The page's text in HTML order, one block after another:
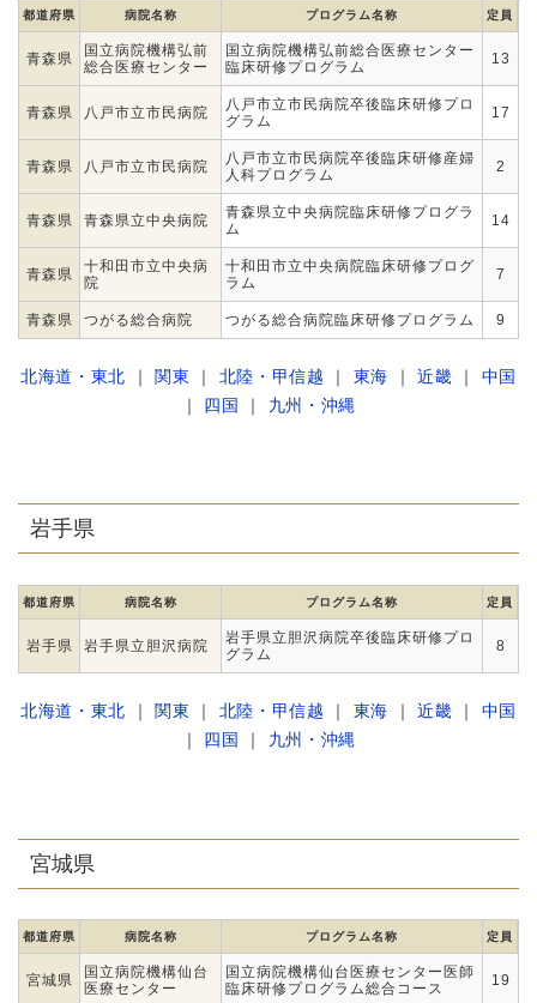
都道府県 病院名称 プログラム名称 定員
青森県
国立病院機構弘前
総合医療センター
国立病院機構弘前総合医療センター
臨床研修プログラム
13
青森県 八戸市立市民病院
八戸市立市民病院卒後臨床研修プロ
グラム
17
青森県 八戸市立市民病院
八戸市立市民病院卒後臨床研修産婦
人科プログラム
2
青森県 青森県立中央病院
青森県立中央病院臨床研修プログラ
ム
14
青森県
十和田市立中央病
院
十和田市立中央病院臨床研修プログ
ラム
7
青森県 つがる総合病院 つがる総合病院臨床研修プログラム 9
北海道・東北 関東 北陸・甲信越 東海 ｜近畿
中国
四国 九州・沖縄
岩手県
都道府県 病院名称 プログラム名称 定員
岩手県 岩手県立胆沢病院
岩手県立胆沢病院卒後臨床研修プロ
グラム
8
北海道・東北 関東 北陸・甲信越 東海 ｜近畿
中国
四国 九州・沖縄
宮城県
都道府県 病院名称 プログラム名称 定員
宮城県
国立病院機構仙台
医療センター
国立病院機構仙台医療センター医師
臨床研修プログラム総合コース
19